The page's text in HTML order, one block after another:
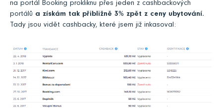
na portál Booking prokliknu přes jeden z cashbackových
portálů a získám tak přibližně 3% zpět z ceny ubytování.
Tady jsou vidět cashbacky, které jsem již inkasoval: